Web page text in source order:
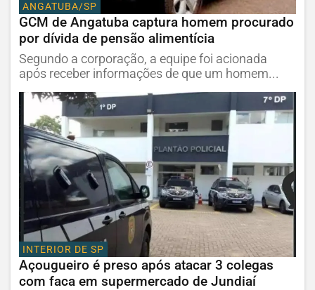
ANGATUBA/SP
GCM de Angatuba captura homem procurado
por dívida de pensão alimentícia
Segundo a corporação, a equipe foi acionada
após receber informações de que um homem...
INTERIOR DE SP
Açougueiro é preso após atacar 3 colegas
com faca em supermercado de Jundiaí